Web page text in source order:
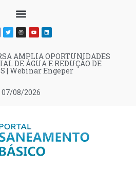
07/08/2026
AMPLIA OPORTUNIDADES
DE ÁGUA E REDUÇÃO DE
| Webinar Engeper